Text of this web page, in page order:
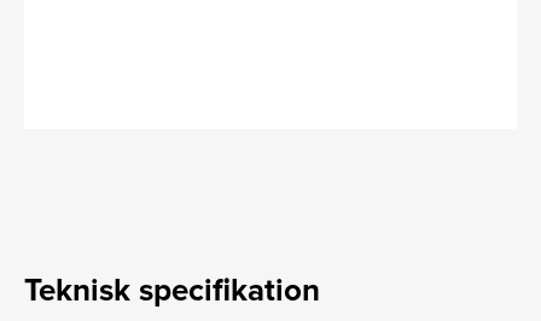
Teknisk specifikation